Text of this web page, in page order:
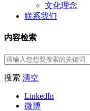
文化理念
联系我们
内容检索
搜索 清空
LinkedIn
微博